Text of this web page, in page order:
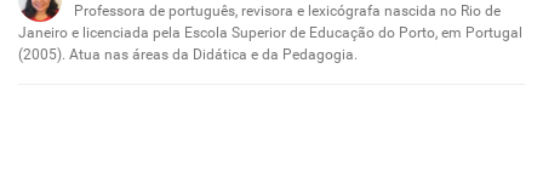
Nenhum dos sinônimos apresentados me ajudou
Outro
Professora de português, revisora e lexicógrafa nascida no Rio de
Janeiro e licenciada pela Escola Superior de Educação do Porto, em Portugal
(2005). Atua nas áreas da Didática e da Pedagogia.